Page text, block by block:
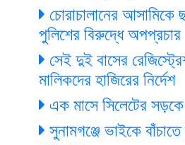
চোরাচালানের আসামিকে
পুলিশের বিরুদ্ধে অপপ্রচার
সেই দুই বাসের
মালিকদের হাজিরের নির্দেশ
এক মাসে সিলেটের
সুনামগঞ্জে ভাইকে